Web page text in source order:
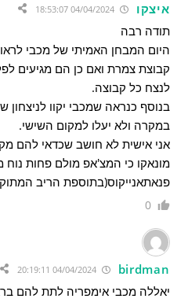
איצקו
תודה רבה
היום המבחן האמיתי של מכבי
קבוצת צמרת ואם כן הם מגיעים
לנצח כל קבוצה.
בנוסף כנראה שמכבי יקוו לניצחון
במקרה ולא יעלו למקום השישי.
אני אישית לא חושב שכדאי להם
מונאקו כי המצ'אפ מולם פחות
פנאתאנייקוס(בתוספת הריב
0
birdman
04/04/2024 20:19:11
יאללה מכבי אימפריה לתת להם